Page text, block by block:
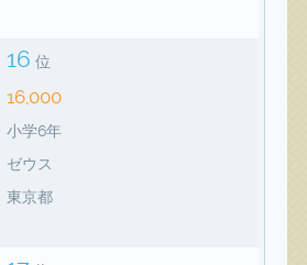
16 位
16,000
小学6年
ゼウス
東京都